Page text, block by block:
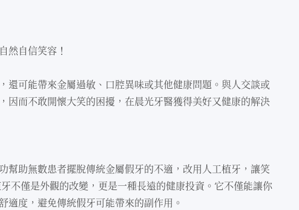
然⾃信笑容！
還可能帶來⾦屬過敏、⼝腔異味或其他健康問題。與⼈交談或
因⽽不敢開懷⼤笑的困擾，在晨光牙醫獲得美好⼜健康的解決
助無數患者擺脫傳統⾦屬假牙的不適，改⽤⼈⼯植牙，讓笑
不僅是外觀的改變，更是⼀種長遠的健康投資。它不僅能讓你
適度，避免傳統假牙可能帶來的副作⽤。